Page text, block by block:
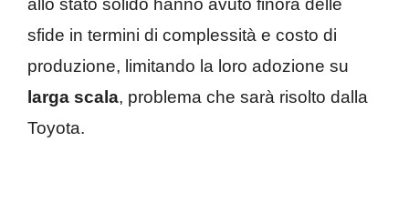
sfide in termini di complessità e costo di
produzione, limitando la loro adozione su
larga scala, problema che sarà risolto dalla
Toyota.